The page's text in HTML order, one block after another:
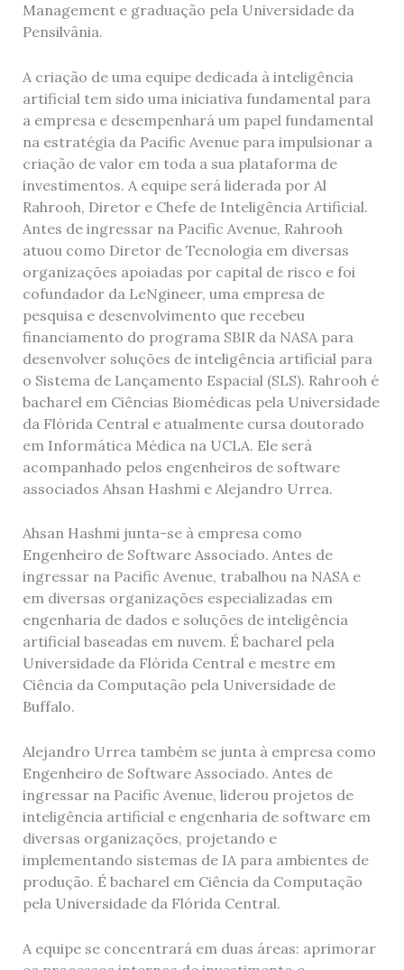
Management e graduação pela Universidade da
Pensilvânia.
A criação de uma equipe dedicada à inteligência
artificial tem sido uma iniciativa fundamental para
a empresa e desempenhará um papel fundamental
na estratégia da Pacific Avenue para impulsionar a
criação de valor em toda a sua plataforma de
investimentos. A equipe será liderada por Al
Rahrooh, Diretor e Chefe de Inteligência Artificial.
Antes de ingressar na Pacific Avenue, Rahrooh
atuou como Diretor de Tecnologia em diversas
organizações apoiadas por capital de risco e foi
cofundador da LeNgineer, uma empresa de
pesquisa e desenvolvimento que recebeu
financiamento do programa SBIR da NASA para
desenvolver soluções de inteligência artificial para
o Sistema de Lançamento Espacial (SLS). Rahrooh é
bacharel em Ciências Biomédicas pela Universidade
da Flórida Central e atualmente cursa doutorado
em Informática Médica na UCLA. Ele será
acompanhado pelos engenheiros de software
associados Ahsan Hashmi e Alejandro Urrea.
Ahsan Hashmi junta-se à empresa como
Engenheiro de Software Associado. Antes de
ingressar na Pacific Avenue, trabalhou na NASA e
em diversas organizações especializadas em
engenharia de dados e soluções de inteligência
artificial baseadas em nuvem. É bacharel pela
Universidade da Flórida Central e mestre em
Ciência da Computação pela Universidade de
Buffalo.
Alejandro Urrea também se junta à empresa como
Engenheiro de Software Associado. Antes de
ingressar na Pacific Avenue, liderou projetos de
inteligência artificial e engenharia de software em
diversas organizações, projetando e
implementando sistemas de IA para ambientes de
produção. É bacharel em Ciência da Computação
pela Universidade da Flórida Central.
A equipe se concentrará em duas áreas: aprimorar